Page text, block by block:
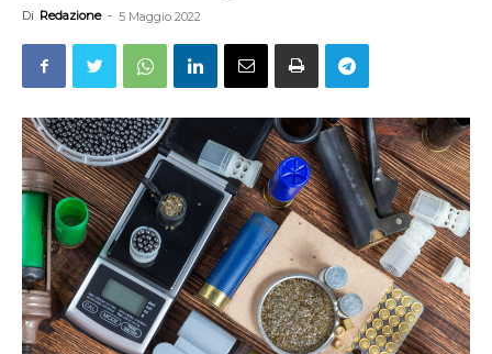
Di Redazione - 5 Maggio 2022